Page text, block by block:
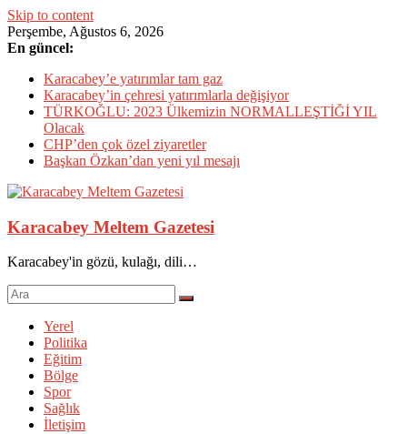
Skip to content
Perşembe, Ağustos 6, 2026
En güncel:
Karacabey’e yatırımlar tam gaz
Karacabey’in çehresi yatırımlarla değişiyor
TÜRKOĞLU: 2023 Ülkemizin NORMALLEŞTİĞİ YIL
Olacak
CHP’den çok özel ziyaretler
Başkan Özkan’dan yeni yıl mesajı
Karacabey Meltem Gazetesi
Karacabey'in gözü, kulağı, dili…
Yerel
Politika
Eğitim
Bölge
Spor
Sağlık
İletişim